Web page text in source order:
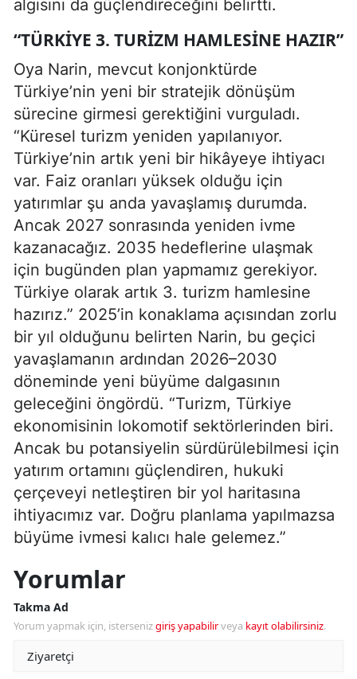
algısını da güçlendireceğini belirtti.
“TÜRKIYE 3. TURIZM HAMLESINE HAZIR”
Oya Narin, mevcut konjonktürde
Türkiye’nin yeni bir stratejik dönüşüm
sürecine girmesi gerektiğini vurguladı.
“Küresel turizm yeniden yapılanıyor.
Türkiye’nin artık yeni bir hikâyeye ihtiyacı
var. Faiz oranları yüksek olduğu için
yatırımlar şu anda yavaşlamış durumda.
Ancak 2027 sonrasında yeniden ivme
kazanacağız. 2035 hedeflerine ulaşmak
için bugünden plan yapmamız gerekiyor.
Türkiye olarak artık 3. turizm hamlesine
hazırız.” 2025’in konaklama açısından zorlu
bir yıl olduğunu belirten Narin, bu geçici
yavaşlamanın ardından 2026–2030
döneminde yeni büyüme dalgasının
geleceğini öngördü. “Turizm, Türkiye
ekonomisinin lokomotif sektörlerinden biri.
Ancak bu potansiyelin sürdürülebilmesi için
yatırım ortamını güçlendiren, hukuki
çerçeveyi netleştiren bir yol haritasına
ihtiyacımız var. Doğru planlama yapılmazsa
büyüme ivmesi kalıcı hale gelemez.”
Yorumlar
Takma Ad
Yorum yapmak için, istersenizgiriş yapabilirveya kayıt olabilirsiniz.